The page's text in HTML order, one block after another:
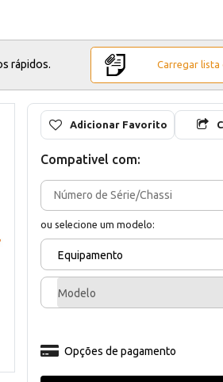
rápidos. Carregar lista
Adicionar Favorito
Compativel com:
ou selecione um modelo:
Equipamento
Modelo
Opções de pagamento